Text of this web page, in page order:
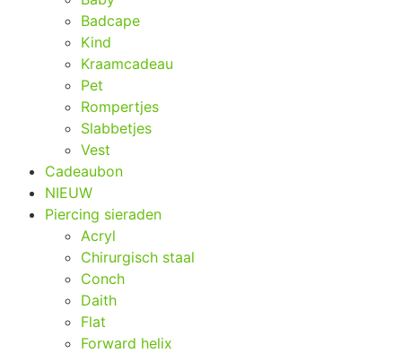
Badcape
Kind
Kraamcadeau
Pet
Rompertjes
Slabbetjes
Vest
Cadeaubon
NIEUW
Piercing sieraden
Acryl
Chirurgisch staal
Conch
Daith
Flat
Forward helix